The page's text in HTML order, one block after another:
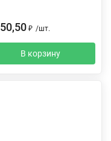
₽ /шт.
В корзину